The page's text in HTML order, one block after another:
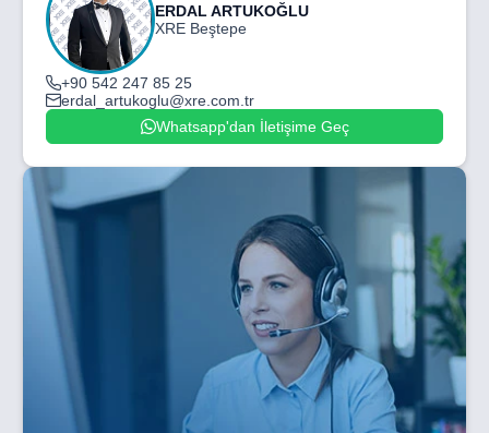
ERDAL ARTUKOĞLU
XRE Beştepe
+90 542 247 85 25
erdal_artukoglu@xre.com.tr
Whatsapp'dan İletişime Geç